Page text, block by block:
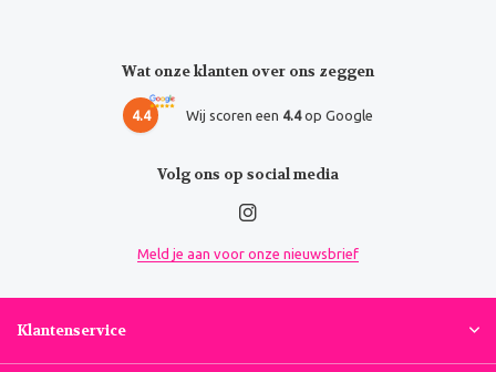
Wat onze klanten over ons zeggen
4.4 Wij scoren een 4.4op Google
Volg ons op social media
Meld je aan voor onze nieuwsbrief
Klantenservice